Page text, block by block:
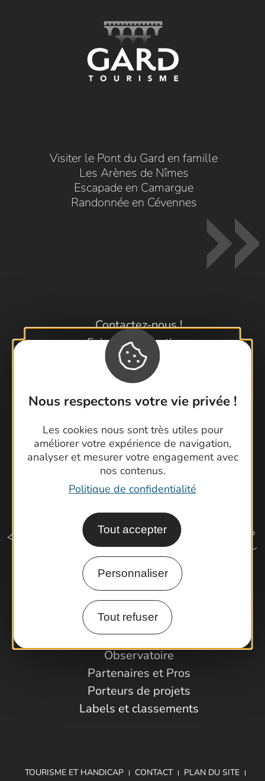
Nous respectons votre vie privée !
Les cookies nous sont très utiles pour
améliorer votre expérience de navigation,
analyser et mesurer votre engagement avec
nos contenus.
Politique de confidentialité
Tout accepter
Personnaliser
Tout refuser
Visiter le Pont du Gard en famille
Les Arènes de Nîmes
Escapade en Camargue
Randonnée en Cévennes
Contactez-nous !
Foire aux questions
Brochures
Cartoguides et Topoguides
Latitude Gard
Comment venir ?
Espace Pro
Observatoire
Partenaires et Pros
Porteurs de projets
Labels et classements
TOURISME ET HANDICAP CONTACT PLAN DU SITE